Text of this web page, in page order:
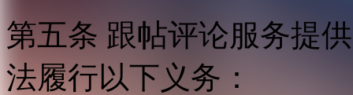
第五条 跟帖评论服务提
法履行以下义务：